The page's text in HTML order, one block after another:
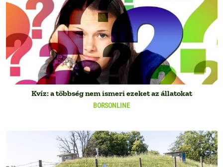
BORSONLINE
Kvíz: a többség nem ismeri ezeket az állatokat